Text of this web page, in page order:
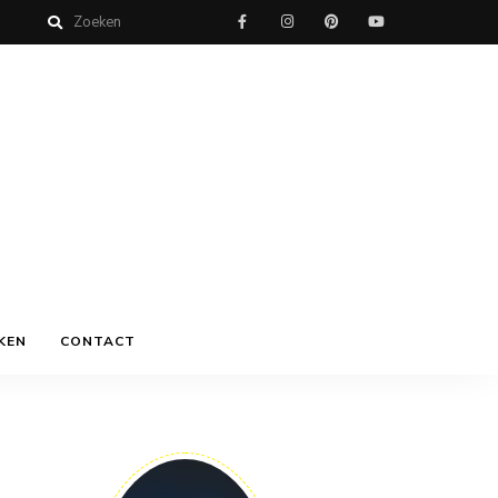
CONTACT